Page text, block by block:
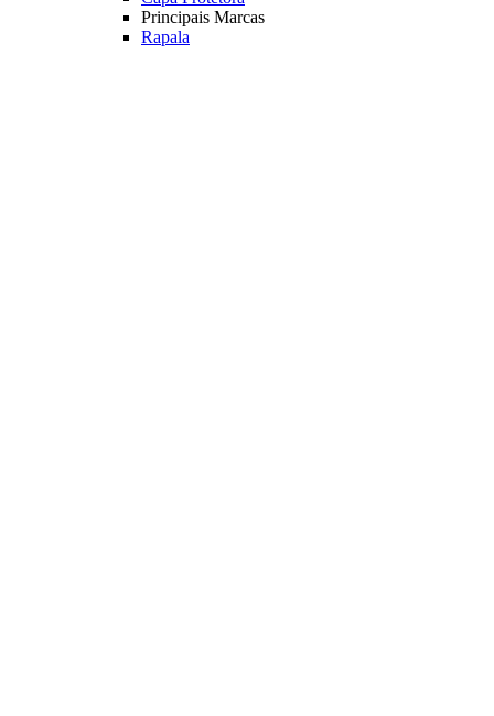
Principais Marcas
Rapala